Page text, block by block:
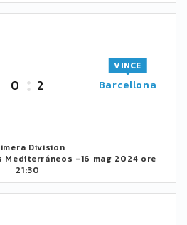
0 2 Barcellona
VINCE
Division
Mediterráneos -16 mag 2024 ore
21:30